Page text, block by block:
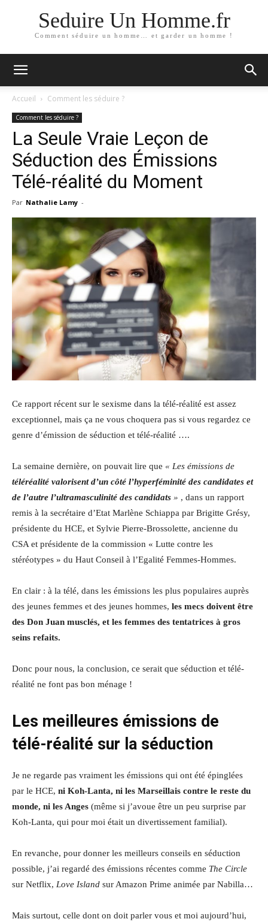
Seduire Un Homme.fr
Comment séduire un homme… et garder un homme !
Accueil Comment les séduire ?
Comment les séduire ?
La Seule Vraie Leçon de
Séduction des Émissions
Télé-réalité du Moment
Par Nathalie Lamy -
Ce rapport récent sur le sexisme dans la télé-réalité est assez
exceptionnel, mais ça ne vous choquera pas si vous regardez ce
genre d’émission de séduction et télé-réalité ….
La semaine dernière, on pouvait lire que « Les émissions de
téléréalité valorisent d’un côté l’hyperféminité des candidates et
de l’autre l’ultramasculinité des candidats » , dans un rapport
remis à la secrétaire d’Etat Marlène Schiappa par Brigitte Grésy,
présidente du HCE, et Sylvie Pierre-Brossolette, ancienne du
CSA et présidente de la commission « Lutte contre les
stéréotypes » du Haut Conseil à l’Egalité Femmes-Hommes.
En clair : à la télé, dans les émissions les plus populaires auprès
des jeunes femmes et des jeunes hommes, les mecs doivent être
des Don Juan musclés, et les femmes des tentatrices à gros
seins refaits.
Donc pour nous, la conclusion, ce serait que séduction et télé-
réalité ne font pas bon ménage !
Les meilleures émissions de
télé-réalité sur la séduction
Je ne regarde pas vraiment les émissions qui ont été épinglées
par le HCE, ni Koh-Lanta, ni les Marseillais contre le reste du
monde, ni les Anges (même si j’avoue être un peu surprise par
Koh-Lanta, qui pour moi était un divertissement familial).
En revanche, pour donner les meilleurs conseils en séduction
possible, j’ai regardé des émissions récentes comme The Circle
sur Netflix, Love Island sur Amazon Prime animée par Nabilla…
Mais surtout, celle dont on doit parler vous et moi aujourd’hui,